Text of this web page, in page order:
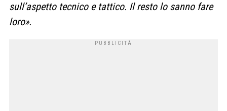
sull’aspetto tecnico e tattico. Il resto lo sanno fare
loro».